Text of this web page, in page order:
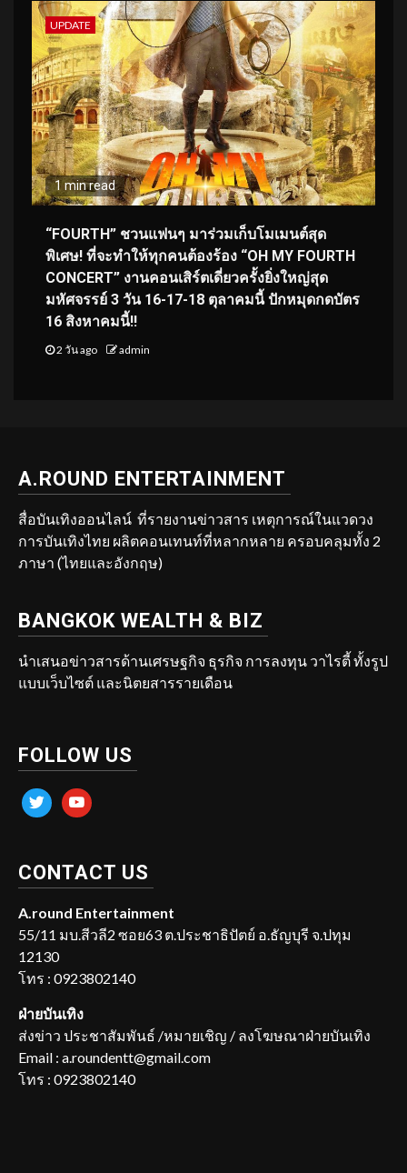
UPDATE
1 min read
“FOURTH” ชวนแฟนๆ มาร่วมเก็บโมเมนต์สุด
พิเศษ! ที่จะทำให้ทุกคนต้องร้อง “OH MY FOURTH
CONCERT” งานคอนเสิร์ตเดี่ยวครั้งยิ่งใหญ่สุด
มหัศจรรย์ 3 วัน 16-17-18 ตุลาคมนี้ ปักหมุดกดบัตร
16 สิงหาคมนี้!!
2 วัน ago admin
A.ROUND ENTERTAINMENT
สื่อบันเทิงออนไลน์ ที่รายงานข่าวสาร เหตุการณ์ในแวดวง
การบันเทิงไทย ผลิตคอนเทนท์ที่หลากหลาย ครอบคลุมทั้ง 2
ภาษา (ไทยและอังกฤษ)
BANGKOK WEALTH & BIZ
นำเสนอข่าวสารด้านเศรษฐกิจ ธุรกิจ การลงทุน วาไรตี้ ทั้งรูป
แบบเว็บไซต์ และนิตยสารรายเดือน
FOLLOW US
twitter youtube
CONTACT US
A.round Entertainment
55/11 มบ.สีวลี2 ซอย63 ต.ประชาธิปัตย์ อ.ธัญบุรี จ.ปทุม
12130
โทร : 0923802140
ฝ่ายบันเทิง
ส่งข่าว ประชาสัมพันธ์ /หมายเชิญ / ลงโฆษณาฝ่ายบันเทิง
Email : a.roundentt@gmail.com
โทร : 0923802140